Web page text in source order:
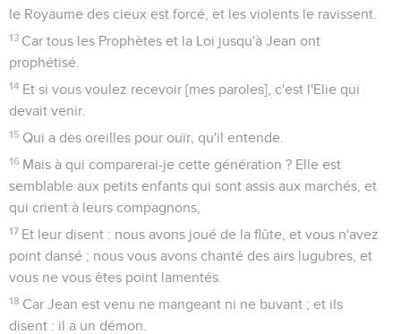
le Royaume des cieux est forcé, et les violents le ravissent.
13 Car tous les Prophètes et la Loi jusqu'à Jean ont
prophétisé.
14 Et si vous voulez recevoir [mes paroles], c'est l'Elie qui
devait venir.
15 Qui a des oreilles pour ouïr, qu'il entende.
16 Mais à qui comparerai-je cette génération ? Elle est
semblable aux petits enfants qui sont assis aux marchés, et
qui crient à leurs compagnons,
17 Et leur disent : nous avons joué de la flûte, et vous n'avez
point dansé ; nous vous avons chanté des airs lugubres, et
vous ne vous êtes point lamentés.
18 Car Jean est venu ne mangeant ni ne buvant ; et ils
disent : il a un démon.